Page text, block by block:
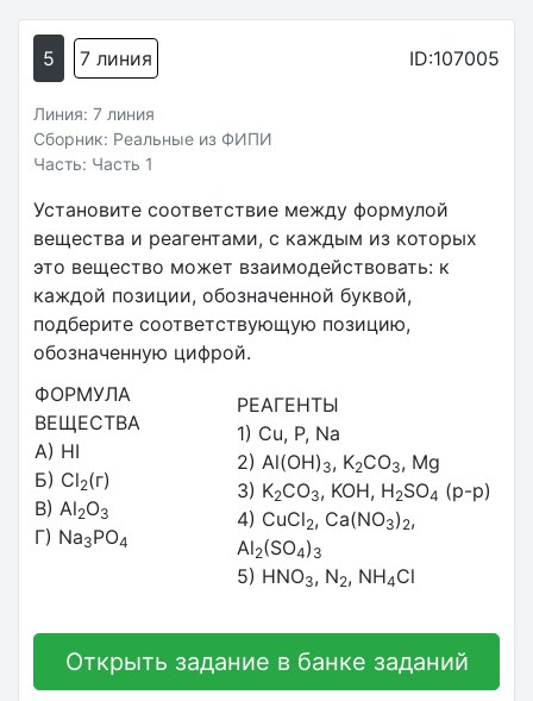
5 7 линия ID:107005
Линия: 7 линия
Сборник: Реальные из ФИПИ
Часть: Часть 1
Установите соответствие между формулой
вещества и реагентами, с каждым из которых
это вещество может взаимодействовать: к
каждой позиции, обозначенной буквой,
подберите соответствующую позицию,
обозначенную цифрой.
ФОРМУЛА
ВЕЩЕСТВА
А) HI
Б) Cl2(г)
В) Al2O3
Г) Na3PO4
РЕАГЕНТЫ
1) Cu, P, Na
2) Al(OH) 3, K2CO3, Mg
3) K2CO3, KOH, H2SO4 (p-p)
4) CuCl2, Ca(NO3) 2,
Al2(SO4) 3
5) HNO3, N2, NH4Cl
Открыть задание в банке заданий